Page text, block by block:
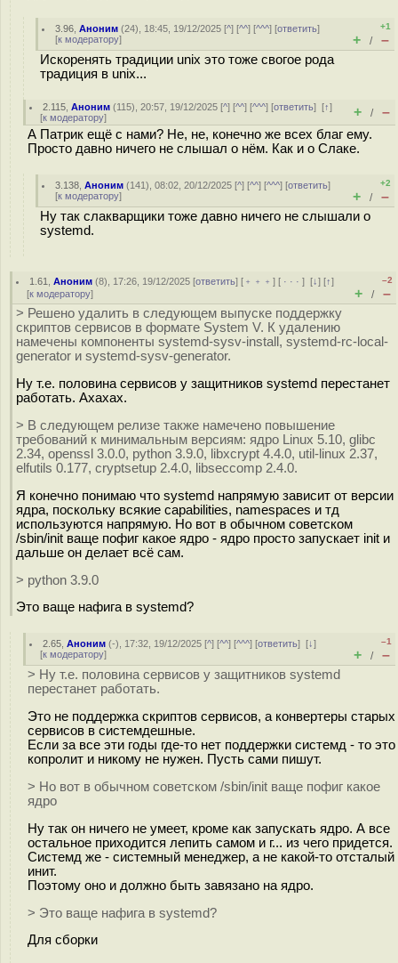
3.96 ,Аноним (24), 18:45, 19/12/2025 [^] [^^] [^^^] [ответить]
[к модератору]
+1
+ / –
Искоренять традиции unix это тоже свогое рода
традиция в unix...
2.115 ,Аноним (115), 20:57, 19/12/2025 [^] [^^] [^^^] [ответить][↑]
[к модератору] + / –
А Патрик ещё с нами? Не, не, конечно же всех благ ему.
Просто давно ничего не слышал о нём. Как и о Слаке.
3.138 ,Аноним (141), 08:02, 20/12/2025 [^] [^^] [^^^] [ответить]
[к модератору]
+2
+ / –
Ну так слакварщики тоже давно ничего не слышали о
systemd.
1.61 ,Аноним (8), 17:26, 19/12/2025 [ответить] [ ﹢﹢﹢] [ · · ·][↓] [↑]
[к модератору]
–2
+ / –
> Решено удалить в следующем выпуске поддержку
скриптов сервисов в формате System V. К удалению
намечены компоненты systemd-sysv-install, systemd-rc-local-
generator и systemd-sysv-generator.
Ну т.е. половина сервисов у защитников systemd перестанет
работать. Ахахах.
> В следующем релизе также намечено повышение
требований к минимальным версиям: ядро Linux 5.10, glibc
2.34, openssl 3.0.0, python 3.9.0, libxcrypt 4.4.0, util-linux 2.37,
elfutils 0.177, cryptsetup 2.4.0, libseccomp 2.4.0.
Я конечно понимаю что systemd напрямую зависит от версии
ядра, поскольку всякие capabilities, namespaces и тд
используются напрямую. Но вот в обычном советском
/sbin/init ваще пофиг какое ядро - ядро просто запускает init и
дальше он делает всё сам.
> python 3.9.0
Это ваще нафига в systemd?
2.65 ,Аноним (-), 17:32, 19/12/2025 [^] [^^] [^^^] [ответить][↓]
[к модератору]
–1
+ / –
> Ну т.е. половина сервисов у защитников systemd
перестанет работать.
Это не поддержка скриптов сервисов, а конвертеры старых
сервисов в системдешные.
Если за все эти годы где-то нет поддержки системд - то это
копролит и никому не нужен. Пусть сами пишут.
> Но вот в обычном советском /sbin/init ваще пофиг какое
ядро
Ну так он ничего не умеет, кроме как запускать ядро. А все
остальное приходится лепить самом и г... из чего придется.
Системд же - системный менеджер, а не какой-то отсталый
инит.
Поэтому оно и должно быть завязано на ядро.
> Это ваще нафига в systemd?
Для сборки